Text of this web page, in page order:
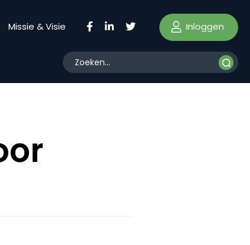
Missie & Visie Inloggen